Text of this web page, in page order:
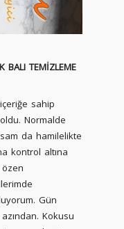
BALI TEMİZLEME
sahip
Normalde
da hamilelikte
kontrol altına
Gün
Kokusu